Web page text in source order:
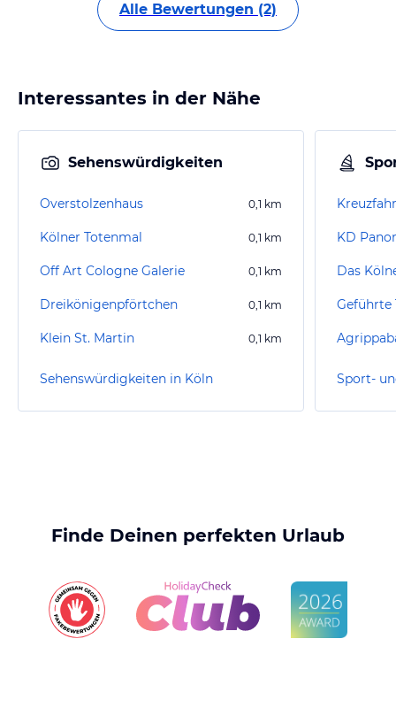
Alle Bewertungen (2)
Interessantes in der Nähe
Sehenswürdigkeiten
Overstolzenhaus 0,1 km
Kölner Totenmal 0,1 km
Off Art Cologne Galerie 0,1 km
Dreikönigenpförtchen 0,1 km
Klein St. Martin 0,1 km
Sehenswürdigkeiten in Köln
KD
Sport-
Finde Deinen perfekten Urlaub